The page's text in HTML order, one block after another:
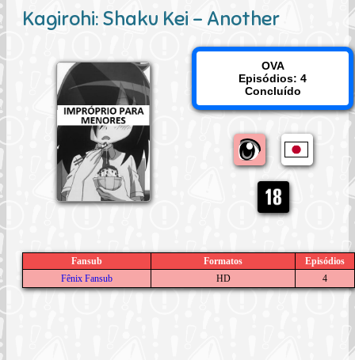
Kagirohi: Shaku Kei - Another
OVA
Episódios: 4
Concluído
Fansub Formatos
Episódios
Fênix Fansub
HD 4